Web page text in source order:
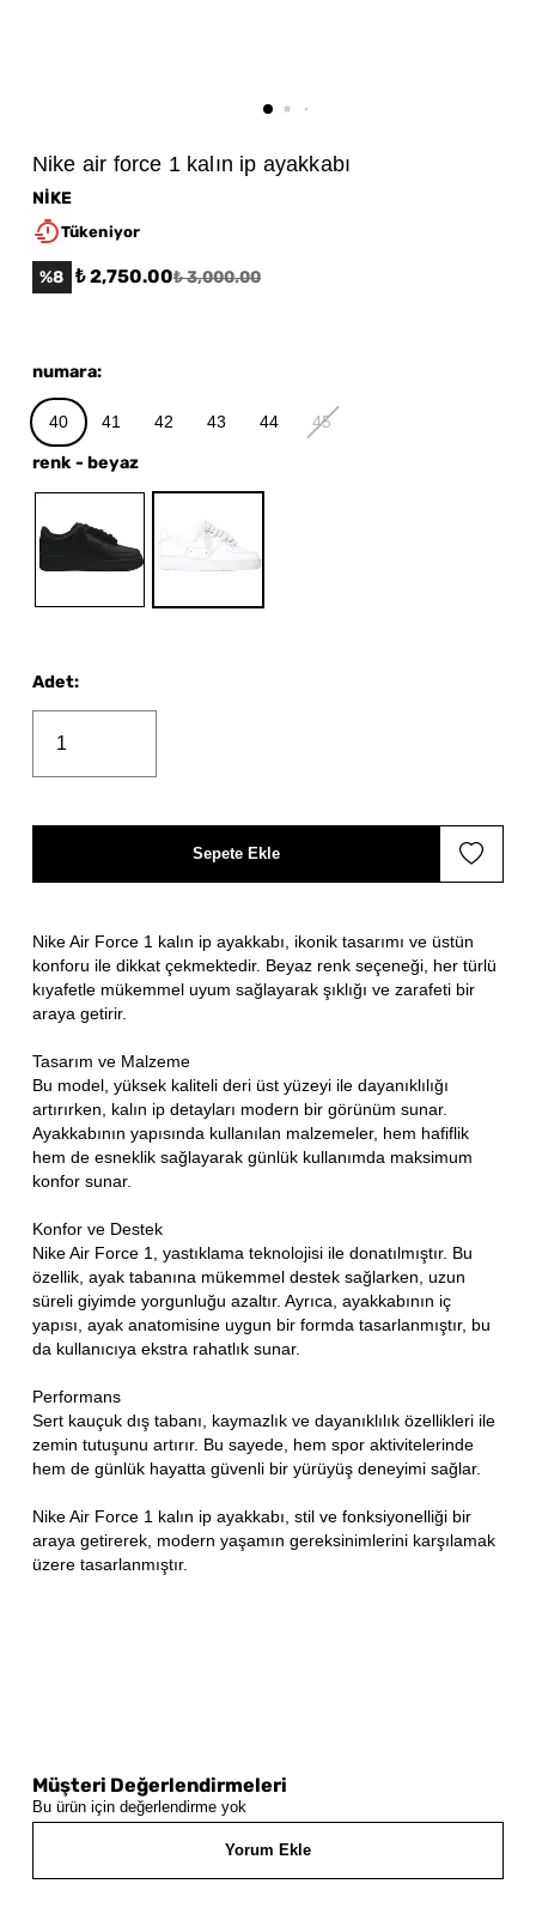
Nike air force 1 kalın ip ayakkabı
NİKE
Tükeniyor
%8 ₺ 2,750.00₺ 3,000.00
Nike Air Force 1 kalın ip ayakkabı, ikonik tasarımı ve üstün
konforu ile dikkat çekmektedir. Beyaz renk seçeneği, her türlü
kıyafetle mükemmel uyum sağlayarak şıklığı ve zarafeti bir
araya getirir.
Tasarım ve Malzeme
Bu model, yüksek kaliteli deri üst yüzeyi ile dayanıklılığı
artırırken, kalın ip detayları modern bir görünüm sunar.
Ayakkabının yapısında kullanılan malzemeler, hem hafiflik
hem de esneklik sağlayarak günlük kullanımda maksimum
konfor sunar.
Konfor ve Destek
Nike Air Force 1, yastıklama teknolojisi ile donatılmıştır. Bu
özellik, ayak tabanına mükemmel destek sağlarken, uzun
süreli giyimde yorgunluğu azaltır. Ayrıca, ayakkabının iç
yapısı, ayak anatomisine uygun bir formda tasarlanmıştır, bu
da kullanıcıya ekstra rahatlık sunar.
Performans
Sert kauçuk dış tabanı, kaymazlık ve dayanıklılık özellikleri ile
zemin tutuşunu artırır. Bu sayede, hem spor aktivitelerinde
hem de günlük hayatta güvenli bir yürüyüş deneyimi sağlar.
Nike Air Force 1 kalın ip ayakkabı, stil ve fonksiyonelliği bir
araya getirerek, modern yaşamın gereksinimlerini karşılamak
üzere tasarlanmıştır.
numara:
40 41 42 43 44 45
renk- beyaz
Adet:
Sepete Ekle
Müşteri Değerlendirmeleri
Bu ürün için değerlendirme yok
Yorum Ekle